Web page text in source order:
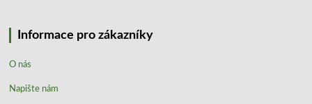
Informace pro zákazníky
O nás
Napište nám